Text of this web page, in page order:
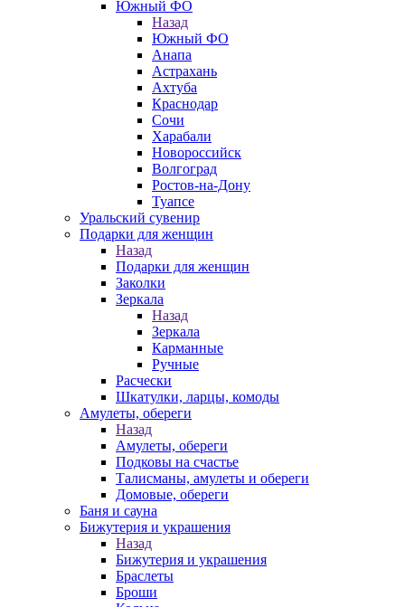
Южный ФО
Назад
Южный ФО
Анапа
Астрахань
Ахтуба
Краснодар
Сочи
Харабали
Новороссийск
Волгоград
Ростов-на-Дону
Туапсе
Уральский сувенир
Подарки для женщин
Назад
Подарки для женщин
Заколки
Зеркала
Назад
Зеркала
Карманные
Ручные
Расчески
Шкатулки, ларцы, комоды
Амулеты, обереги
Назад
Амулеты, обереги
Подковы на счастье
Талисманы, амулеты и обереги
Домовые, обереги
Баня и сауна
Бижутерия и украшения
Назад
Бижутерия и украшения
Браслеты
Броши